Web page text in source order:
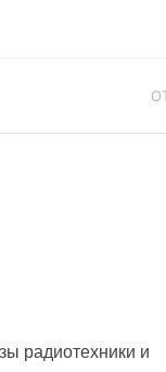
радиотехники и